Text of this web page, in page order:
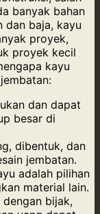
banyak bahan
dan baja, kayu
proyek,
proyek kecil
kayu
dan dapat
besar di
dibentuk, dan
jembatan.
adalah pilihan
material lain.
bijak,